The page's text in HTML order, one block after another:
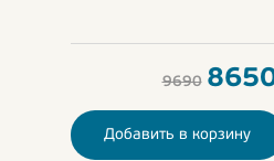
9690
Добавить в корзину